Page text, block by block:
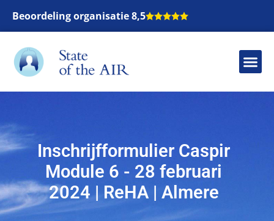
Beoordeling organisatie 8,5
Inschrijfformulier Caspir
Module 6 - 28 februari
2024 | ReHA | Almere